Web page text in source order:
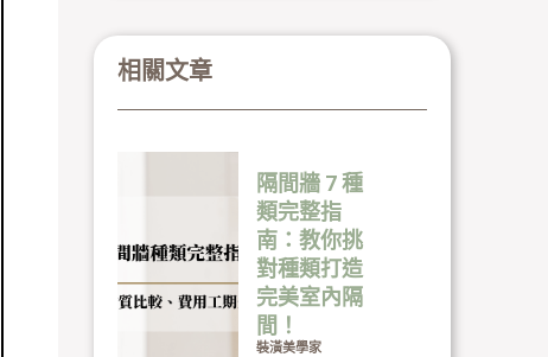
相關文章
隔間牆 7 種
類完整指
南：教你挑
對種類打造
完美室內隔
間！
裝潢美學家